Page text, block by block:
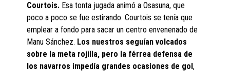
Courtois. Esa tonta jugada animó a Osasuna, que
poco a poco se fue estirando. Courtois se tenía que
emplear a fondo para sacar un centro envenenado de
Manu Sánchez. Los nuestros seguían volcados
sobre la meta rojilla, pero la férrea defensa de
los navarros impedía grandes ocasiones de gol,